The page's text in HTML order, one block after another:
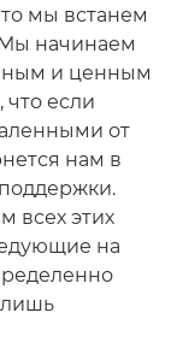
мы встанем
Мы начинаем
и ценным
если
от
нам в
всех этих
на